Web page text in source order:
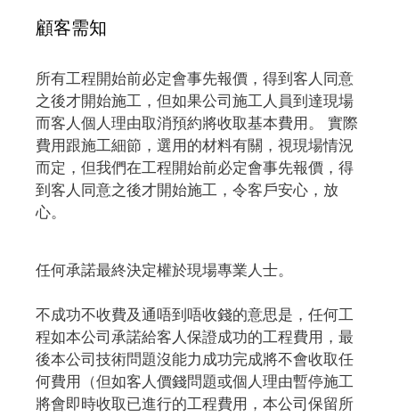
顧客需知
所有工程開始前必定會事先報價，得到客人同意
之後才開始施工，但如果公司施工人員到達現場
而客人個人理由取消預約將收取基本費用。 實際
費用跟施工細節，選用的材料有關，視現場情況
而定，但我們在工程開始前必定會事先報價，得
到客人同意之後才開始施工，令客戶安心，放
心。
任何承諾最終決定權於現場專業人士。
不成功不收費及通唔到唔收錢的意思是，任何工
程如本公司承諾給客人保證成功的工程費用，最
後本公司技術問題沒能力成功完成將不會收取任
何費用（但如客人價錢問題或個人理由暫停施工
將會即時收取已進行的工程費用，本公司保留所